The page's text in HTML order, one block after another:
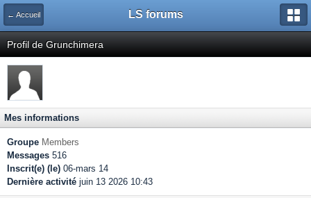
← Accueil LS forums
Profil de Grunchimera
Mes informations
Groupe Members
Messages 516
Inscrit(e) (le) 06-mars 14
Dernière activité juin 13 2026 10:43